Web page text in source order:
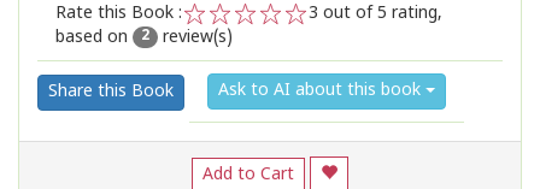
Rate this Book :
2
1
3 out of 5 rating,
based on
2 review(s)
Share this Book Ask to AI about this book
Add to Cart